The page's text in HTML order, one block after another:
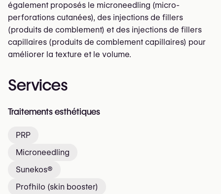
également proposés le microneedling (micro-
perforations cutanées), des injections de fillers
(produits de comblement) et des injections de fillers
capillaires (produits de comblement capillaires) pour
améliorer la texture et le volume.
Services
Traitements esthétiques
PRP
Microneedling
Sunekos®
Profhilo (skin booster)